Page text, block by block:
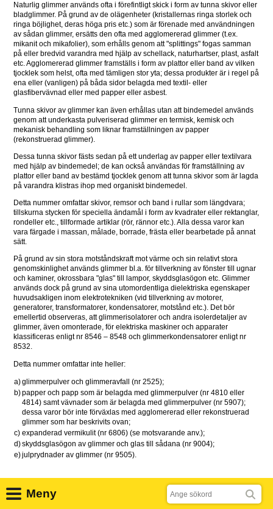
Naturlig glimmer används ofta i förefintligt skick i form av tunna skivor eller
bladglimmer. På grund av de olägenheter (kristallernas ringa storlek och
ringa böjlighet, deras höga pris etc.) som är förenade med användningen
av sådan glimmer, ersätts den ofta med agglomererad glimmer (t.ex.
mikanit och mikafolier), som erhålls genom att "splittings" fogas samman
på eller bredvid varandra med hjälp av schellack, naturhartser, plast, asfalt
etc. Agglomererad glimmer framställs i form av plattor eller band av vilken
tjocklek som helst, ofta med tämligen stor yta; dessa produkter är i regel på
ena eller (vanligen) på båda sidor belagda med textil- eller
glasfibervävnad eller med papper eller asbest.
Tunna skivor av glimmer kan även erhållas utan att bindemedel används
genom att underkasta pulveriserad glimmer en termisk, kemisk och
mekanisk behandling som liknar framställningen av papper
(rekonstruerad glimmer).
Dessa tunna skivor fästs sedan på ett underlag av papper eller textilvara
med hjälp av bindemedel; de kan också användas för framställning av
plattor eller band av bestämd tjocklek genom att tunna skivor som är lagda
på varandra klistras ihop med organiskt bindemedel.
Detta nummer omfattar skivor, remsor och band i rullar som längdvara;
tillskurna stycken för speciella ändamål i form av kvadrater eller rektanglar,
rondeller etc., tillformade artiklar (rör, rännor etc.). Alla dessa varor kan
vara färgade i massan, målade, borrade, frästa eller bearbetade på annat
sätt.
På grund av sin stora motståndskraft mot värme och sin relativt stora
genomskinlighet används glimmer bl.a. för tillverkning av fönster till ugnar
och kaminer, okrossbara "glas" till lampor, skyddsglasögon etc. Glimmer
används dock på grund av sina utomordentliga dielektriska egenskaper
huvudsakligen inom elektrotekniken (vid tillverkning av motorer,
generatorer, transformatorer, kondensatorer, motstånd etc.). Det bör
emellertid observeras, att glimmerisolatorer och andra isolerdetaljer av
glimmer, även omonterade, för elektriska maskiner och apparater
klassificeras enligt nr 8546 – 8548 och glimmerkondensatorer enligt nr
8532.
Detta nummer omfattar inte heller:
a)glimmerpulver och glimmeravfall (nr 2525);
b)papper och papp som är belagda med glimmerpulver (nr 4810 eller
4814) samt vävnader som är belagda med glimmerpulver (nr 5907);
dessa varor bör inte förväxlas med agglomererad eller rekonstruerad
glimmer som har beskrivits ovan;
c) expanderad vermikulit (nr 6806) (se motsvarande anv.);
d)skyddsglasögon av glimmer och glas till sådana (nr 9004);
e)julprydnader av glimmer (nr 9505).
6815 Varor av sten eller andra mineraliska ämnen (inbegripet
kolfibrer, varor av kolfibrer och varor av torv), inte nämnda eller
Sök
Meny